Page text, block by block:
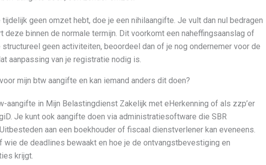
tijdelijk geen omzet hebt, doe je een nihilaangifte. Je vult dan nul bedragen
deze binnen de normale termijn. Dit voorkomt een naheffingsaanslag of
structureel geen activiteiten, beoordeel dan of je nog ondernemer voor de
aanpassing van je registratie nodig is.
mijn btw aangifte en kan iemand anders dit doen?
aangifte in Mijn Belastingdienst Zakelijk met eHerkenning of als zzp’er
Je kunt ook aangifte doen via administratiesoftware die SBR
aan een boekhouder of fiscaal dienstverlener kan eveneens.
wie de deadlines bewaakt en hoe je de ontvangstbevestiging en
krijgt.